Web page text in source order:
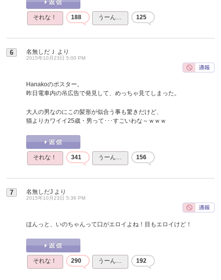
それな！ 188 うーん… 125
6 名無しだＪ より
2015年10月23日 5:00 PM
Hanakoのポスター。
昨日電車内の吊広告で発見して、めっちゃ見てしまった。
大人の男なのにこの髪形が似合う事も驚きだけど、
猫よりカワイイ25歳・男って･･･すごいわな～ｗｗｗ
それな！ 341 うーん… 156
7 名無しだJ より
2015年10月23日 5:36 PM
ほんっと、いのちゃんって口がエロイよね！目もエロイけど！
それな！ 290 うーん… 192